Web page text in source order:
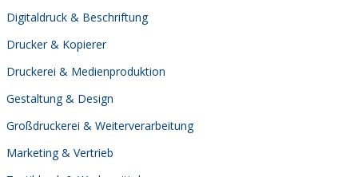
Digitaldruck & Beschriftung
Drucker & Kopierer
Druckerei & Medienproduktion
Gestaltung & Design
Großdruckerei & Weiterverarbeitung
Marketing & Vertrieb